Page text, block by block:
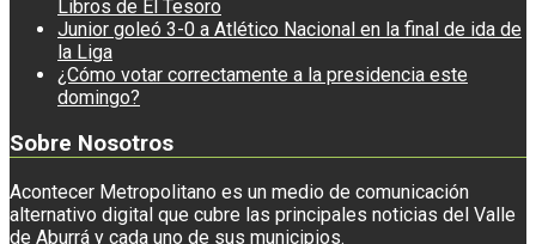
Libros de El Tesoro
Junior goleó 3-0 a Atlético Nacional en la final de ida de
la Liga
¿Cómo votar correctamente a la presidencia este
domingo?
Sobre Nosotros
Acontecer Metropolitano es un medio de comunicación
alternativo digital que cubre las principales noticias del Valle
de Aburrá y cada uno de sus municipios.